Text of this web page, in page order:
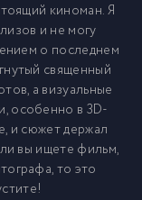
киноман. Я
и не могу
о последнем
священный
а визуальные
особенно в 3D-
и сюжет держал
вы ищете фильм,
то это